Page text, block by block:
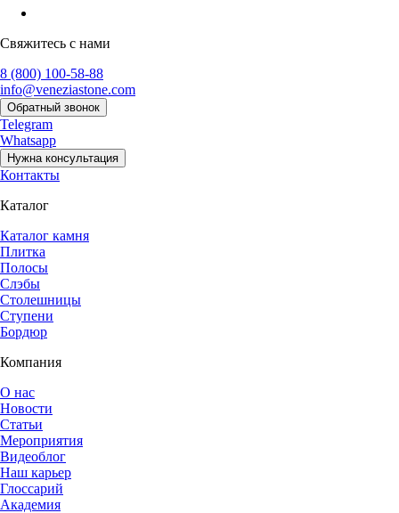
Свяжитесь с нами
8 (800) 100-58-88
info@veneziastone.com
Обратный звонок
Telegram
Whatsapp
Нужна консультация
Контакты
Каталог
Каталог камня
Плитка
Полосы
Слэбы
Столешницы
Ступени
Бордюр
Компания
О нас
Новости
Статьи
Мероприятия
Видеоблог
Наш карьер
Глоссарий
Академия